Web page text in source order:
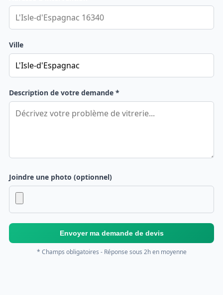
Ville
Description de votre demande *
Joindre une photo (optionnel)
Envoyer ma demande de devis
* Champs obligatoires - Réponse sous 2h en moyenne